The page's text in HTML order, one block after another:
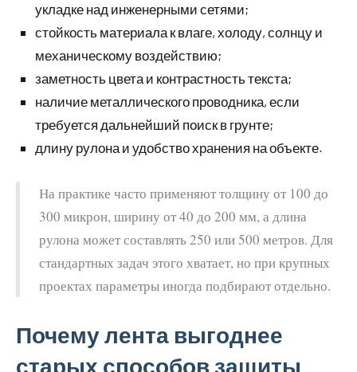
укладке над инженерными сетями;
стойкость материала к влаге, холоду, солнцу и
механическому воздействию;
заметность цвета и контрастность текста;
наличие металлического проводника, если
требуется дальнейший поиск в грунте;
длину рулона и удобство хранения на объекте.
На практике часто применяют толщину от 100 до
300 микрон, ширину от 40 до 200 мм, а длина
рулона может составлять 250 или 500 метров. Для
стандартных задач этого хватает, но при крупных
проектах параметры иногда подбирают отдельно.
Почему лента выгоднее
старых способов защиты